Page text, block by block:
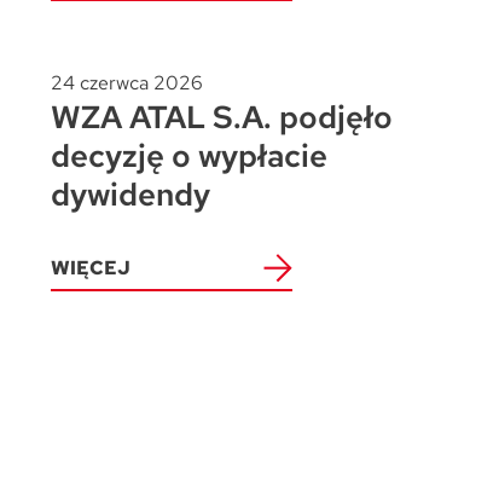
24 czerwca 2026
WZA ATAL S.A. podjęło
decyzję o wypłacie
dywidendy
WIĘCEJ